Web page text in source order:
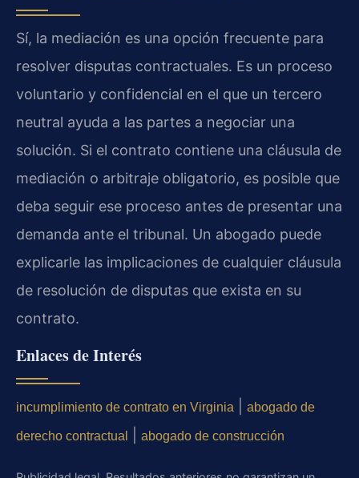
Sí, la mediación es una opción frecuente para
resolver disputas contractuales. Es un proceso
voluntario y confidencial en el que un tercero
neutral ayuda a las partes a negociar una
solución. Si el contrato contiene una cláusula de
mediación o arbitraje obligatorio, es posible que
deba seguir ese proceso antes de presentar una
demanda ante el tribunal. Un abogado puede
explicarle las implicaciones de cualquier cláusula
de resolución de disputas que exista en su
contrato.
Enlaces de Interés
incumplimiento de contrato en Virginia abogado de
derecho contractual abogado de construcción